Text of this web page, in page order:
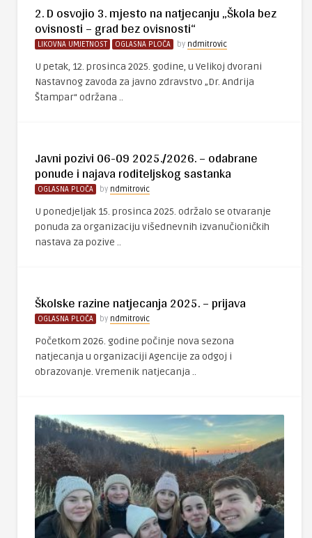
2. D osvojio 3. mjesto na natjecanju „Škola bez
ovisnosti – grad bez ovisnosti“
LIKOVNA UMJETNOST OGLASNA PLOČA by ndmitrovic
U petak, 12. prosinca 2025. godine, u Velikoj dvorani
Nastavnog zavoda za javno zdravstvo „Dr. Andrija
Štampar“ održana ..
Javni pozivi 06-09 2025./2026. – odabrane
ponude i najava roditeljskog sastanka
OGLASNA PLOČA by ndmitrovic
U ponedjeljak 15. prosinca 2025. održalo se otvaranje
ponuda za organizaciju višednevnih izvanučioničkih
nastava za pozive ..
Školske razine natjecanja 2025. – prijava
OGLASNA PLOČA by ndmitrovic
Početkom 2026. godine počinje nova sezona
natjecanja u organizaciji Agencije za odgoj i
obrazovanje. Vremenik natjecanja ..